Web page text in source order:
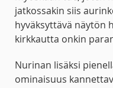
jatkossakin siis
hyväksyttävä näytön
kirkkautta onkin
Nurinan lisäksi
ominaisuus